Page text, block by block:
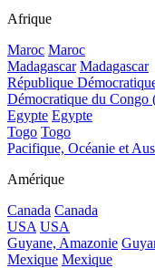
Afrique
Maroc Maroc
Madagascar Madagascar
République
Démocratique du Congo
Egypte Egypte
Togo Togo
Pacifique, Océanie et
Amérique
Canada Canada
USA USA
Guyane, Amazonie
Mexique Mexique